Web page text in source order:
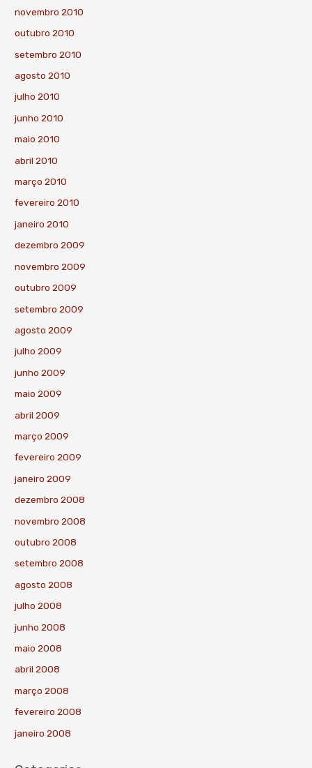
novembro 2010
outubro 2010
setembro 2010
agosto 2010
julho 2010
junho 2010
maio 2010
abril 2010
março 2010
fevereiro 2010
janeiro 2010
dezembro 2009
novembro 2009
outubro 2009
setembro 2009
agosto 2009
julho 2009
junho 2009
maio 2009
abril 2009
março 2009
fevereiro 2009
janeiro 2009
dezembro 2008
novembro 2008
outubro 2008
setembro 2008
agosto 2008
julho 2008
junho 2008
maio 2008
abril 2008
março 2008
fevereiro 2008
janeiro 2008